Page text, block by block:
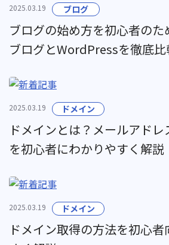
2025.03.19 ブログ
ブログの始め方を初心者の
ブログとWordPressを徹底
2025.03.19 ドメイン
ドメインとは？メールアド
を初心者にわかりやすく解説
2025.03.19 ドメイン
ドメイン取得の方法を初心